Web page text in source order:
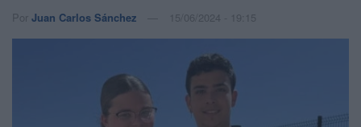
Por Juan Carlos Sánchez 15/06/2024 - 19:15